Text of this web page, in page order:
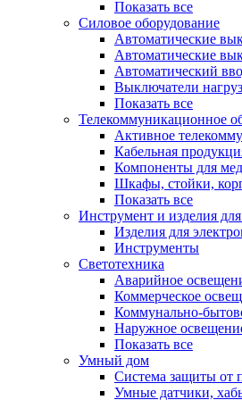
Показать все
Силовое оборудование
Автоматические
Автоматические
Автоматический
Выключатели
Показать все
Телекоммуникационное
Активное
Кабельная
Компоненты для
Шкафы, стойки,
Показать все
Инструмент и изделия
Изделия для
Инструменты
Светотехника
Аварийное
Коммерческое
Коммунально-
Наружное
Показать все
Умный дом
Система защиты от
Умные датчики,